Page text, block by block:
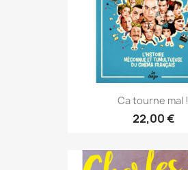
Ca tourne mal !
22,00 €